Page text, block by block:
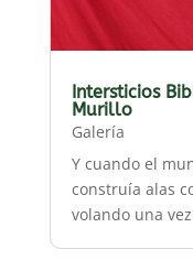
Intersticios
Murillo
Galería
Y cuando el
construía alas
volando una